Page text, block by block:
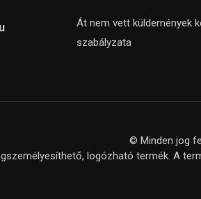
Át nem vett küldemények
szabályzata
© Minden jog
logózható termék. A